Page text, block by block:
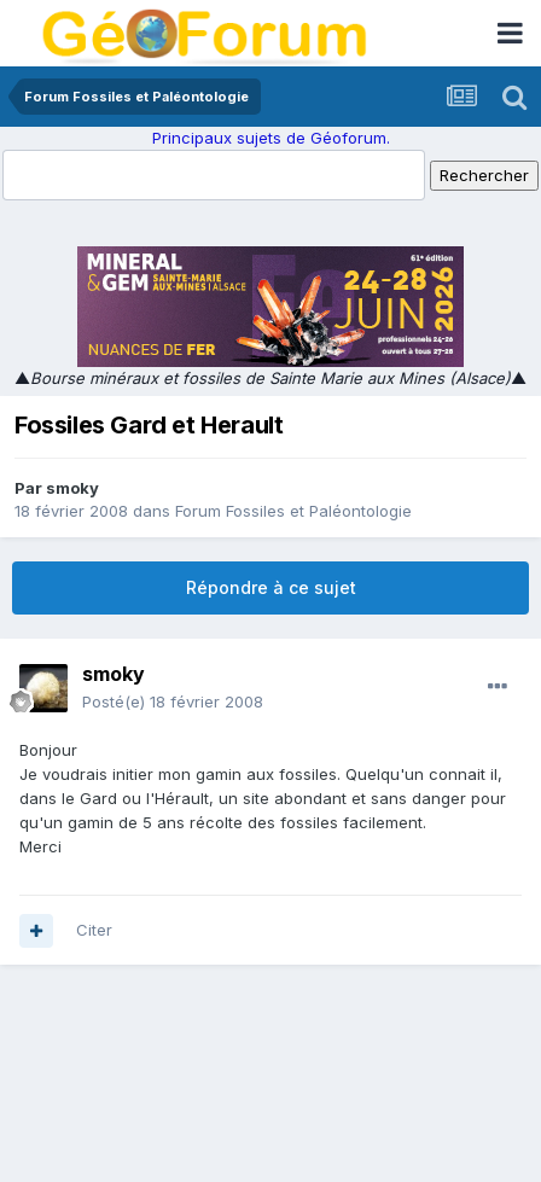
Forum Fossiles et Paléontologie
Principaux sujets de Géoforum.
▲Bourse minéraux et fossiles de Sainte Marie aux Mines (Alsace)▲
Fossiles Gard et Herault
Par smoky
18 février 2008 dans Forum Fossiles et Paléontologie
Répondre à ce sujet
smoky
Posté(e) 18 février 2008
Bonjour
Je voudrais initier mon gamin aux fossiles. Quelqu'un connait il,
dans le Gard ou l'Hérault, un site abondant et sans danger pour
qu'un gamin de 5 ans récolte des fossiles facilement.
Merci
Citer